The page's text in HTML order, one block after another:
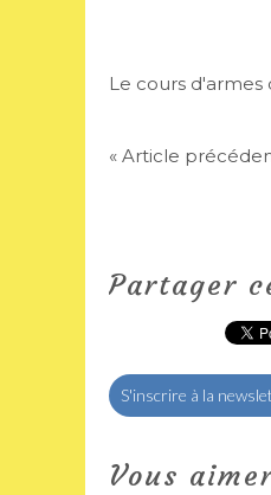
Le cours d'armes
« Article
Partager
S'inscrire à la
Vous